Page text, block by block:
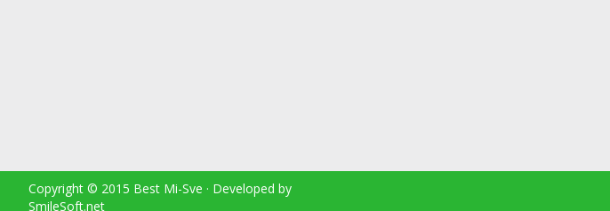
Copyright © 2015 Best Mi-Sve · Developed by
SmileSoft.net